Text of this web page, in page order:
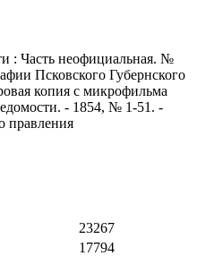
: Часть неофициальная. №
Псковского Губернского
копия с микрофильма
- 1854, № 1-51. -
правления
23267
17794